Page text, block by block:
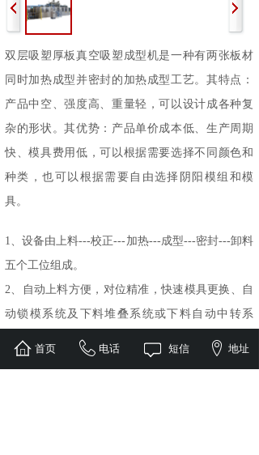
双层吸塑厚板真空吸塑成型机是一种有两张板材
同时加热成型并密封的加热成型工艺。其特点：
产品中空、强度高、重量轻，可以设计成各种复
杂的形状。其优势：产品单价成本低、生产周期
快、模具费用低，可以根据需要选择不同颜色和
种类，也可以根据需要自由选择阴阳模组和模
具。
1、设备由上料---校正---加热---成型---密封---卸料
五个工位组成。
2、自动上料方便，对位精准，快速模具更换、自
动锁模系统及下料堆叠系统或下料自动中转系
统，整个系统的设计减少用人数量和降低劳动人
首页 电话 短信 地址